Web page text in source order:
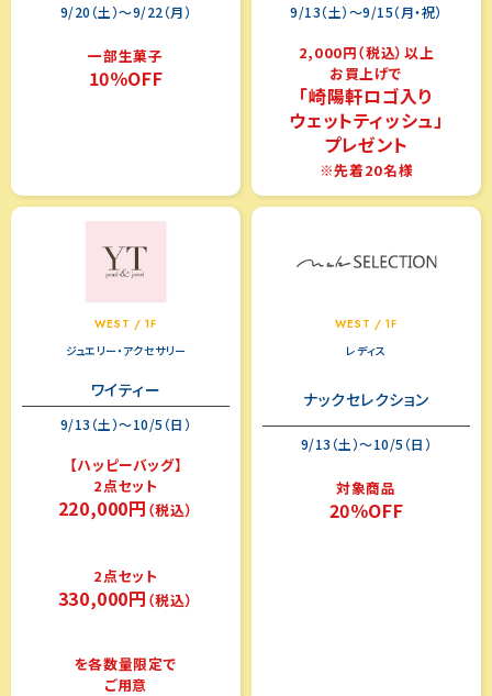
9/20（土）～9/22（月）
一部生菓子
10％OFF
9/13（土）～9/15（月・祝）
2,000円（税込）以上
お買上げで
「崎陽軒ロゴ入り
ウェットティッシュ」
プレゼント
※先着20名様
WEST / 1F
ジュエリー・アクセサリー
ワイティー
9/13（土）～10/5（日）
【ハッピーバッグ】
2点セット
220,000円 （税込）
2点セット
330,000円 （税込）
を各数量限定で
ご用意
WEST / 1F
レディス
ナックセレクション
9/13（土）～10/5（日）
対象商品
20％OFF